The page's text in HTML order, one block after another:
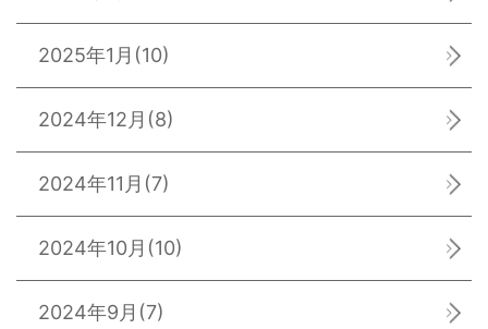
2025年1月 (10)
2024年12月 (8)
2024年11月 (7)
2024年10月 (10)
2024年9月 (7)